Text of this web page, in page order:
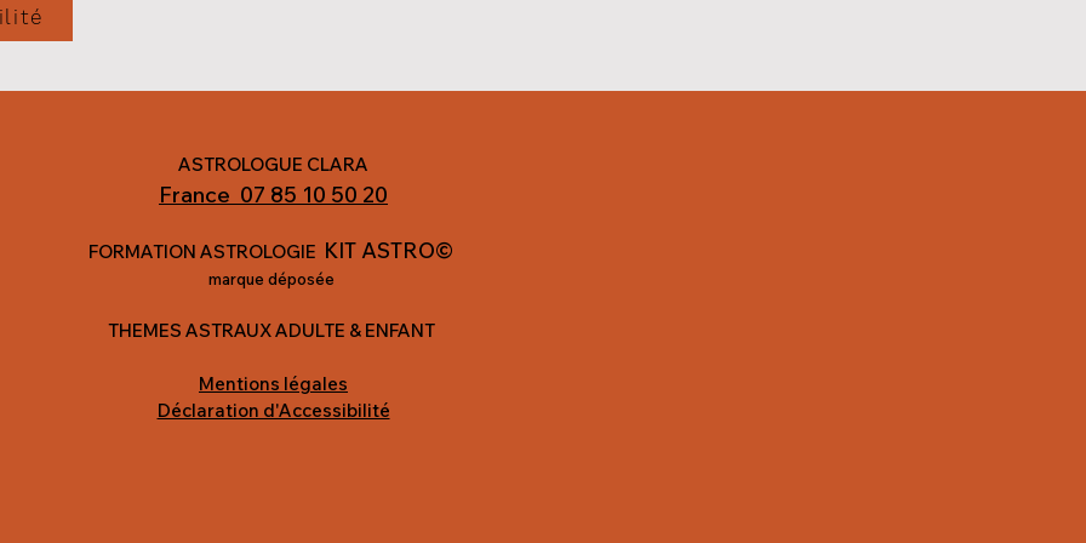
ASTROLOGUE CLARA
France 07 85 10 50 20
FORMATION ASTROLOGIE KIT ASTRO©
marque déposée
THEMES ASTRAUX ADULTE & ENFANT
Mentions légales
Déclaration d'Accessibilité